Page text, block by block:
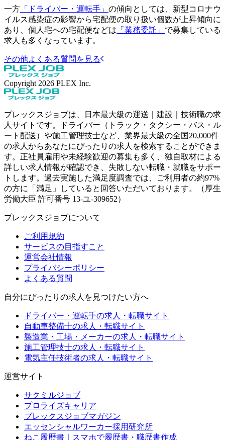
一方 「ドライバー・運転手」 の傾向としては、新型コロナウ
イルス感染症の影響から宅配便の取り扱い個数が上昇傾向に
あり、個人宅への宅配便などは 「業務委託」 で募集している
求人も多くなっています。
その他よくある質問を見る
Copyright2026 PLEX Inc.
プレックスジョブは、日本最大級の運送｜建設｜技術職の求
人サイトです。ドライバー（トラック・タクシー・バス・ル
ート配送）や施工管理技士など、業界最大級の全国20,000件
の求人からあなたにぴったりの求人を検索することができま
す。正社員雇用や未経験歓迎の募集も多く、独自取材による
詳しい求人情報が確認でき、失敗しない転職・就職をサポー
トします。過去実施した満足度調査では、ご利用者の約97%
の方に「満足」していると回答いただいております。（厚生
労働大臣 許可番号 13-ユ-309652）
プレックスジョブについて
ご利用規約
サービスの目指すこと
運営会社情報
プライバシーポリシー
よくある質問
自分にぴったりの求人を見つけたい方へ
ドライバー・運転手の求人・転職サイト
自動車整備士の求人・転職サイト
製造業・工場・メーカーの求人・転職サイト
施工管理技士の求人・転職サイト
電気主任技術者の求人・転職サイト
運営サイト
サクミルジョブ
プロライズキャリア
プレックスジョブマガジン
エッセンシャルワーカー採用研究所
ねこ履歴書｜スマホで履歴書・職歴書作成